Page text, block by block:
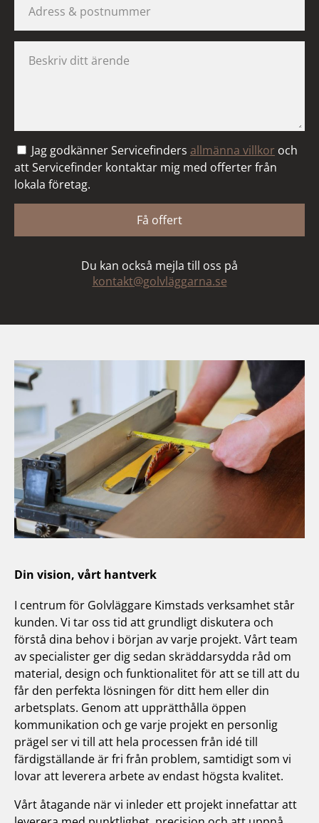
Jag godkänner Servicefinders allmänna villkor och
att Servicefinder kontaktar mig med offerter från
lokala företag.
Få offert
Du kan också mejla till oss på
kontakt@golvläggarna.se
Din vision, vårt hantverk
I centrum för Golvläggare Kimstads verksamhet står
kunden. Vi tar oss tid att grundligt diskutera och
förstå dina behov i början av varje projekt. Vårt team
av specialister ger dig sedan skräddarsydda råd om
material, design och funktionalitet för att se till att du
får den perfekta lösningen för ditt hem eller din
arbetsplats. Genom att upprätthålla öppen
kommunikation och ge varje projekt en personlig
prägel ser vi till att hela processen från idé till
färdigställande är fri från problem, samtidigt som vi
lovar att leverera arbete av endast högsta kvalitet.
Vårt åtagande när vi inleder ett projekt innefattar att